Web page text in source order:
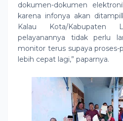
dokumen-dokumen
karena infonya akan
Kalau Kota/Kabupaten
pelayanannya tidak perlu
monitor terus supaya proses-
lebih cepat lagi,” paparnya.